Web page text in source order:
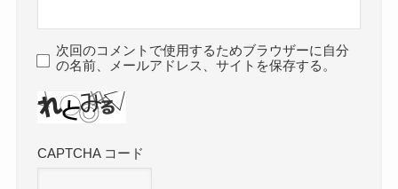
次回のコメントで使用するためブラウザーに自分
の名前、メールアドレス、サイトを保存する。
CAPTCHA コード